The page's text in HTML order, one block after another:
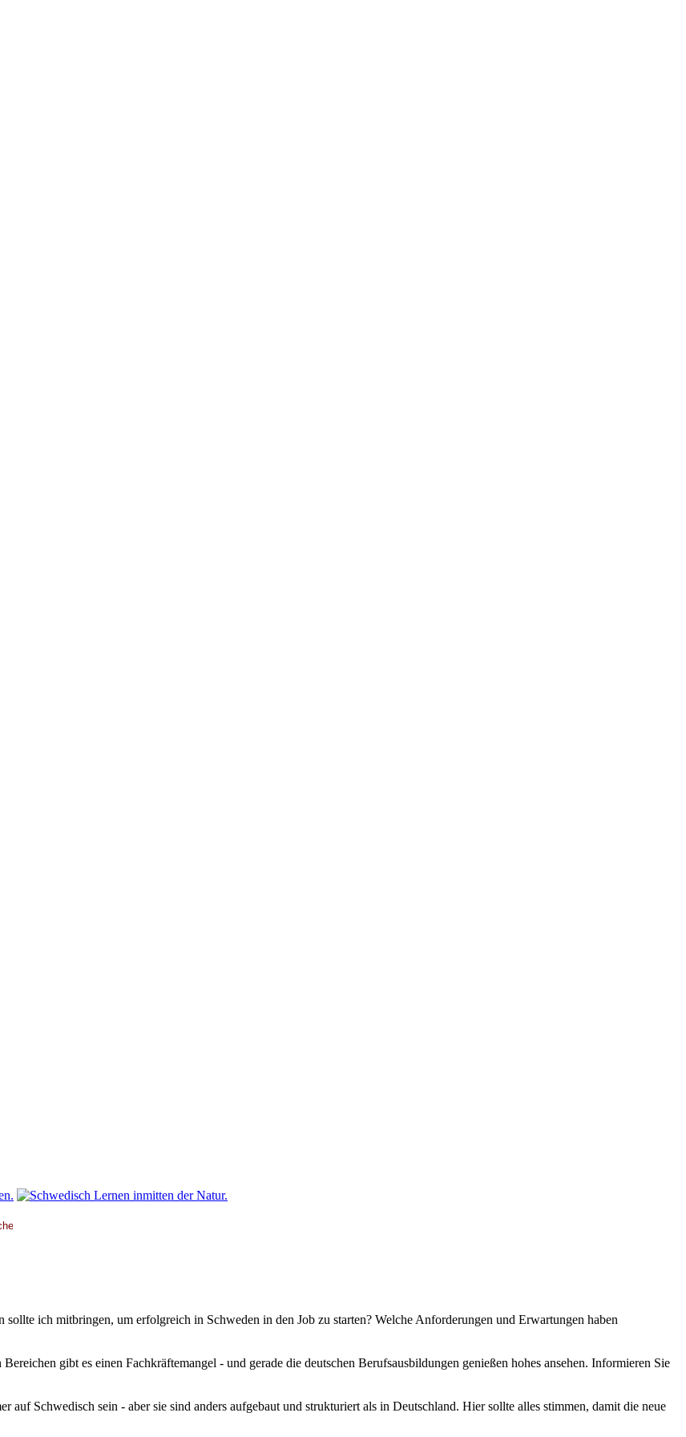
ich mitbringen, um erfolgreich in Schweden in den Job zu starten? Welche Anforderungen und Erwartungen haben
gibt es einen Fachkräftemangel - und gerade die deutschen Berufsausbildungen genießen hohes ansehen. Informieren Sie
auf Schwedisch sein - aber sie sind anders aufgebaut und strukturiert als in Deutschland. Hier sollte alles stimmen, damit die neue